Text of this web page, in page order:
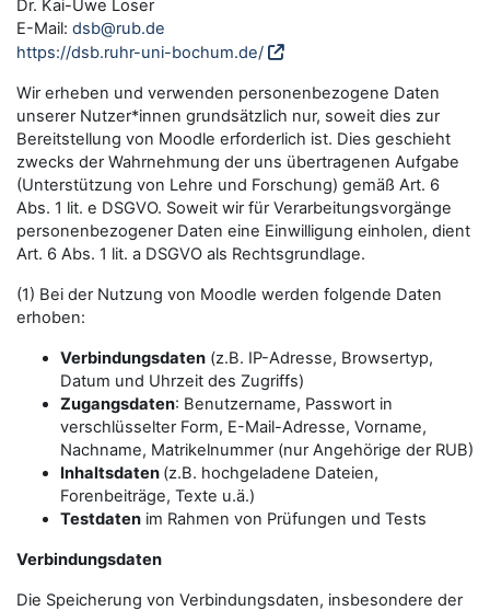
Dr. Kai-Uwe Loser
E-Mail: dsb@rub.de
https://dsb.ruhr-uni-bochum.de/
Wir erheben und verwenden personenbezogene Daten
unserer Nutzer*innen grundsätzlich nur, soweit dies zur
Bereitstellung von Moodle erforderlich ist. Dies geschieht
zwecks der Wahrnehmung der uns übertragenen Aufgabe
(Unterstützung von Lehre und Forschung) gemäß Art. 6
Abs. 1 lit. e DSGVO. Soweit wir für Verarbeitungsvorgänge
personenbezogener Daten eine Einwilligung einholen, dient
Art. 6 Abs. 1 lit. a DSGVO als Rechtsgrundlage.
(1) Bei der Nutzung von Moodle werden folgende Daten
erhoben:
Verbindungsdaten (z.B. IP-Adresse, Browsertyp,
Datum und Uhrzeit des Zugriffs)
Zugangsdaten: Benutzername, Passwort in
verschlüsselter Form, E-Mail-Adresse, Vorname,
Nachname, Matrikelnummer (nur Angehörige der RUB)
Inhaltsdaten (z.B. hochgeladene Dateien,
Forenbeiträge, Texte u.ä.)
Testdaten im Rahmen von Prüfungen und Tests
Verbindungsdaten
Die Speicherung von Verbindungsdaten, insbesondere der